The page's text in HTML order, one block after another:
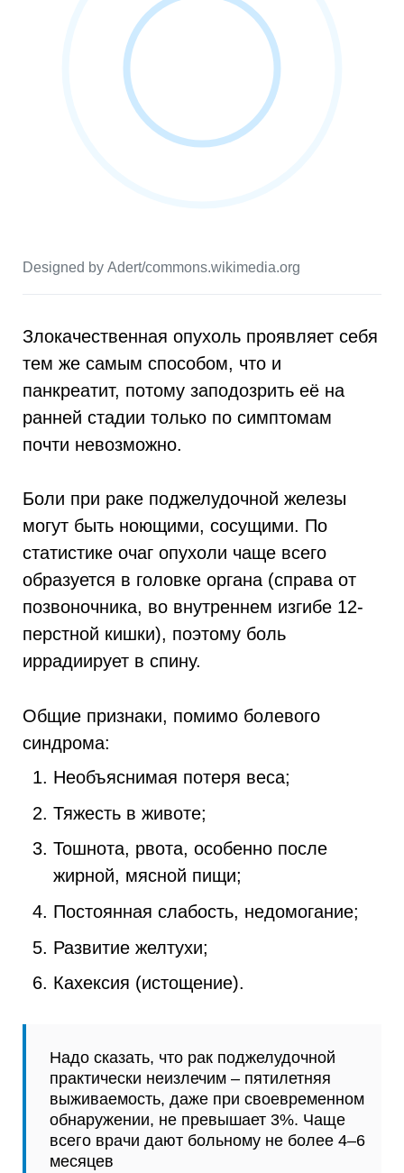
Designed by Adert/commons.wikimedia.org
Злокачественная опухоль проявляет себя
тем же самым способом, что и
панкреатит, потому заподозрить её на
ранней стадии только по симптомам
почти невозможно.
Боли при раке поджелудочной железы
могут быть ноющими, сосущими. По
статистике очаг опухоли чаще всего
образуется в головке органа (справа от
позвоночника, во внутреннем изгибе 12-
перстной кишки), поэтому боль
иррадиирует в спину.
Общие признаки, помимо болевого
синдрома:
Необъяснимая потеря веса;
Тяжесть в животе;
Тошнота, рвота, особенно после
жирной, мясной пищи;
Постоянная слабость, недомогание;
Развитие желтухи;
Кахексия (истощение).
Надо сказать, что рак поджелудочной
практически неизлечим – пятилетняя
выживаемость, даже при своевременном
обнаружении, не превышает 3%. Чаще
всего врачи дают больному не более 4–6
месяцев